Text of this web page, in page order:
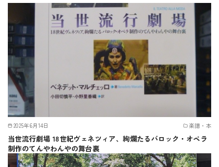
2025年6月14日 楽譜・本
当世流行劇場 18世紀ヴェネツィア、絢爛たるバロック・オペラ
制作のてんやわんやの舞台裏